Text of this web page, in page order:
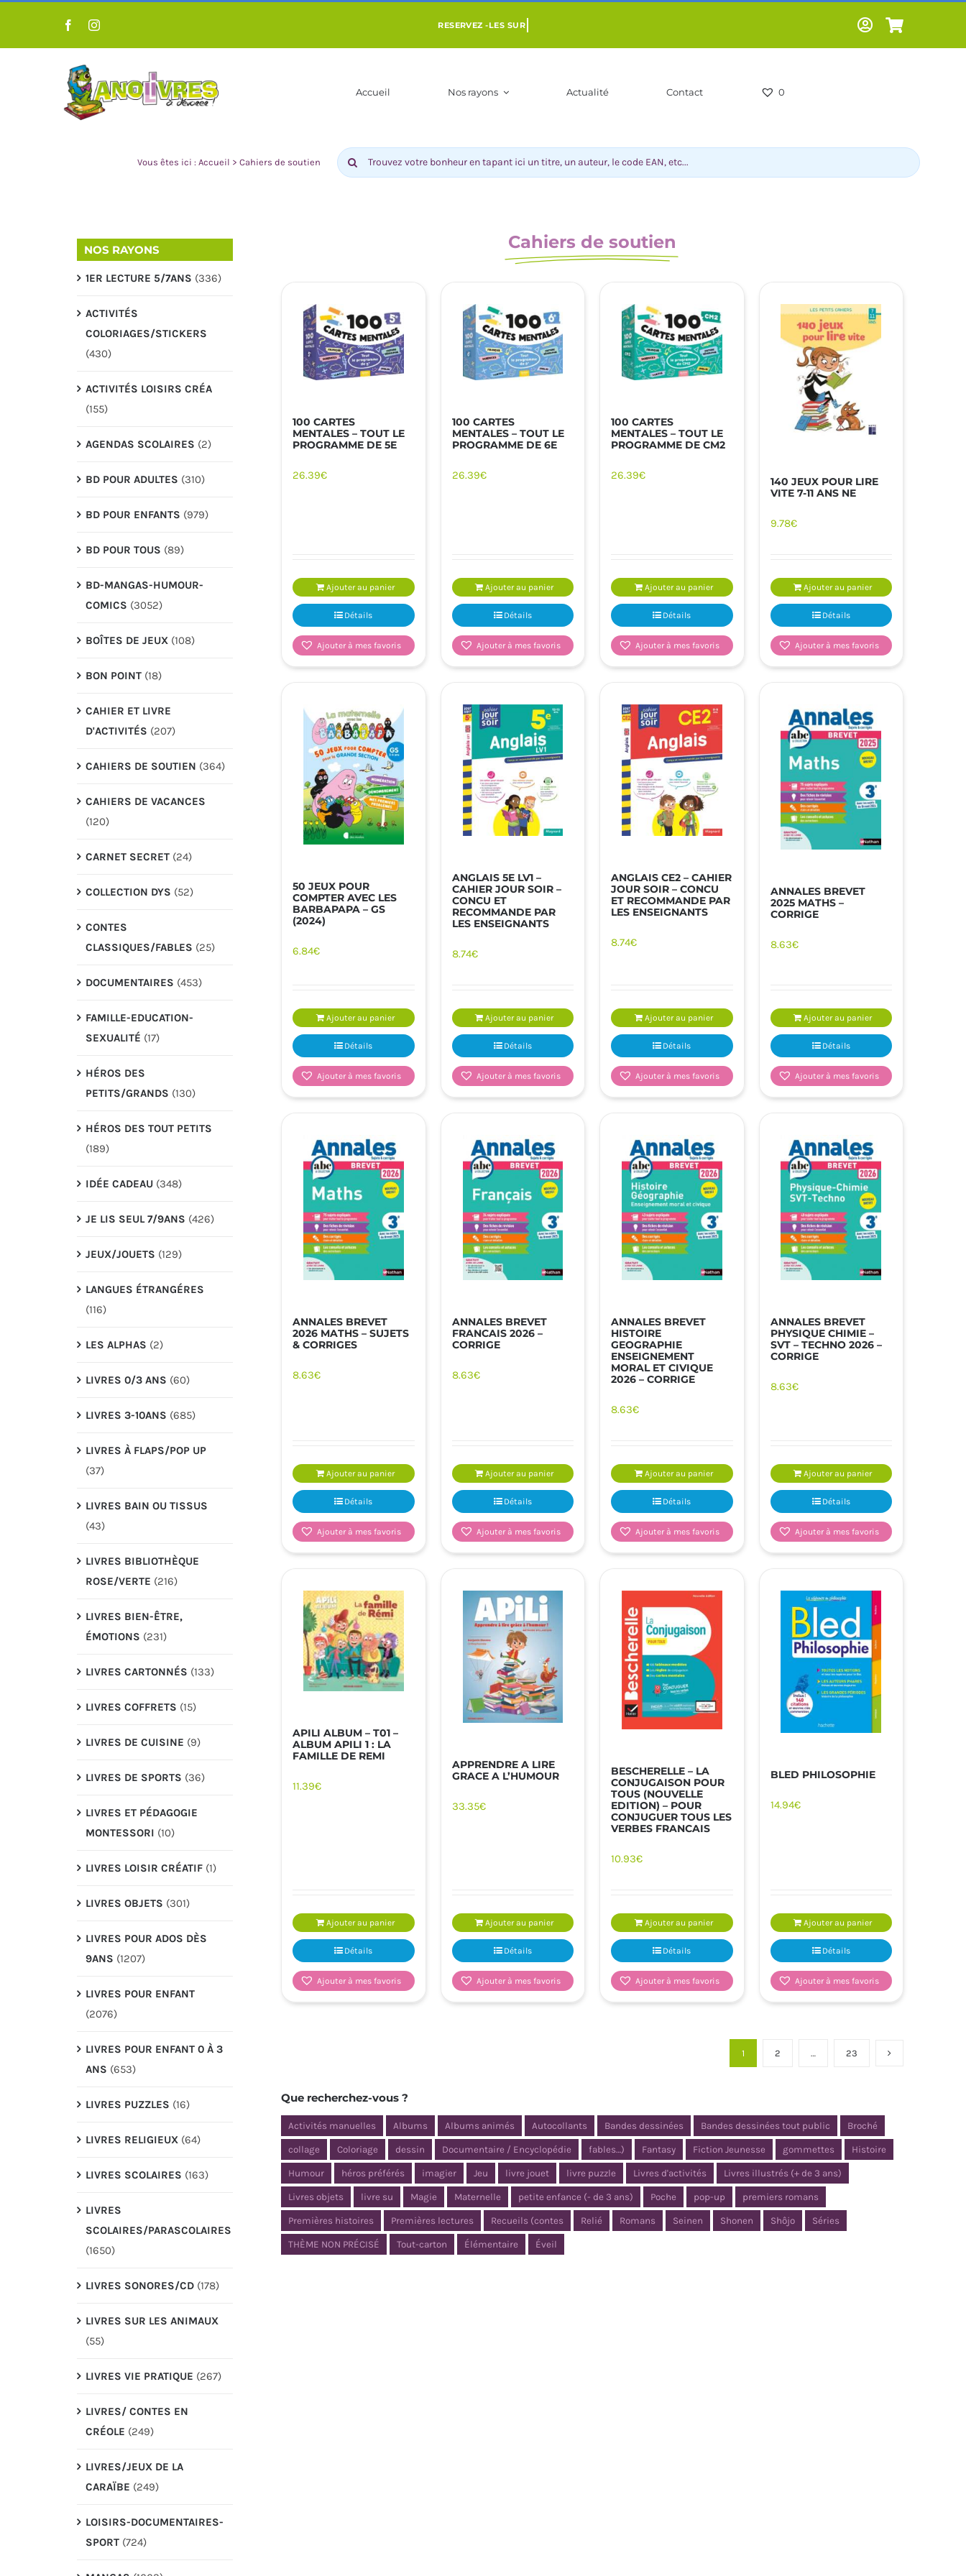
contenu
Accueil Nos rayons
ANS
COMICS
PARASCOLAIRES
LIVRES ET JEUX DE LA CARAÏBE
Actualité Contact 0
Vous êtes ici : Accueil > Cahiers de soutien Rechercher:
NOS RAYONS
1ER LECTURE 5/7ANS (336)
ACTIVITÉS
COLORIAGES/STICKERS
(430)
ACTIVITÉS LOISIRS CRÉA
(155)
AGENDAS SCOLAIRES (2)
BD POUR ADULTES (310)
BD POUR ENFANTS (979)
BD POUR TOUS (89)
BD-MANGAS-HUMOUR-
COMICS (3052)
BOÎTES DE JEUX (108)
BON POINT (18)
CAHIER ET LIVRE
D'ACTIVITÉS (207)
CAHIERS DE SOUTIEN (364)
CAHIERS DE VACANCES
(120)
CARNET SECRET (24)
COLLECTION DYS (52)
CONTES
CLASSIQUES/FABLES (25)
DOCUMENTAIRES (453)
FAMILLE-EDUCATION-
SEXUALITÉ (17)
HÉROS DES
PETITS/GRANDS (130)
HÉROS DES TOUT PETITS
(189)
IDÉE CADEAU (348)
JE LIS SEUL 7/9ANS (426)
JEUX/JOUETS (129)
LANGUES ÉTRANGÉRES
(116)
LES ALPHAS (2)
LIVRES 0/3 ANS (60)
LIVRES 3-10ANS (685)
LIVRES À FLAPS/POP UP
(37)
LIVRES BAIN OU TISSUS
(43)
LIVRES BIBLIOTHÈQUE
ROSE/VERTE (216)
LIVRES BIEN-ÊTRE,
ÉMOTIONS (231)
LIVRES CARTONNÉS (133)
LIVRES COFFRETS (15)
LIVRES DE CUISINE (9)
LIVRES DE SPORTS (36)
LIVRES ET PÉDAGOGIE
MONTESSORI (10)
LIVRES LOISIR CRÉATIF (1)
LIVRES OBJETS (301)
LIVRES POUR ADOS DÈS
9ANS (1207)
LIVRES POUR ENFANT
(2076)
LIVRES POUR ENFANT 0 À 3
ANS (653)
LIVRES PUZZLES (16)
LIVRES RELIGIEUX (64)
LIVRES SCOLAIRES (163)
LIVRES
SCOLAIRES/PARASCOLAIRES
(1650)
LIVRES SONORES/CD (178)
LIVRES SUR LES ANIMAUX
(55)
LIVRES VIE PRATIQUE (267)
LIVRES/ CONTES EN
CRÉOLE (249)
LIVRES/JEUX DE LA
CARAÏBE (249)
LOISIRS-DOCUMENTAIRES-
SPORT (724)
Cahiers de soutien
100 CARTES
MENTALES – TOUT LE
PROGRAMME DE 5E
26.39€
Ajouter au panier
Détails
Ajouter à mes favoris
100 CARTES
MENTALES – TOUT LE
PROGRAMME DE 6E
26.39€
Ajouter au panier
Détails
Ajouter à mes favoris
100 CARTES
MENTALES – TOUT LE
PROGRAMME DE CM2
26.39€
Ajouter au panier
Détails
Ajouter à mes favoris
140 JEUX POUR LIRE
VITE 7-11 ANS NE
9.78€
Ajouter au panier
Détails
Ajouter à mes favoris
50 JEUX POUR
COMPTER AVEC LES
BARBAPAPA – GS
(2024)
6.84€
Ajouter au panier
Détails
Ajouter à mes favoris
ANGLAIS 5E LV1 –
CAHIER JOUR SOIR –
CONCU ET
RECOMMANDE PAR
LES ENSEIGNANTS
8.74€
Ajouter au panier
Détails
Ajouter à mes favoris
ANGLAIS CE2 – CAHIER
JOUR SOIR – CONCU
ET RECOMMANDE PAR
LES ENSEIGNANTS
8.74€
Ajouter au panier
Détails
Ajouter à mes favoris
ANNALES BREVET
2025 MATHS –
CORRIGE
8.63€
Ajouter au panier
Détails
Ajouter à mes favoris
ANNALES BREVET
2026 MATHS – SUJETS
& CORRIGES
8.63€
Ajouter au panier
Détails
Ajouter à mes favoris
ANNALES BREVET
FRANCAIS 2026 –
CORRIGE
8.63€
Ajouter au panier
Détails
Ajouter à mes favoris
ANNALES BREVET
HISTOIRE
GEOGRAPHIE
ENSEIGNEMENT
MORAL ET CIVIQUE
2026 – CORRIGE
8.63€
Ajouter au panier
Détails
Ajouter à mes favoris
ANNALES BREVET
PHYSIQUE CHIMIE –
SVT – TECHNO 2026 –
CORRIGE
8.63€
Ajouter au panier
Détails
Ajouter à mes favoris
APILI ALBUM – T01 –
ALBUM APILI 1 : LA
FAMILLE DE REMI
11.39€
Ajouter au panier
Détails
Ajouter à mes favoris
APPRENDRE A LIRE
GRACE A L’HUMOUR
33.35€
Ajouter au panier
Détails
Ajouter à mes favoris
BESCHERELLE – LA
CONJUGAISON POUR
TOUS (NOUVELLE
EDITION) – POUR
CONJUGUER TOUS LES
VERBES FRANCAIS
10.93€
Ajouter au panier
Détails
Ajouter à mes favoris
BLED PHILOSOPHIE
14.94€
Ajouter au panier
Détails
Ajouter à mes favoris
1 2 … 23
Que recherchez-vous ?
Activités manuelles Albums Albums animés Autocollants Bandes dessinées Bandes dessinées tout public Broché
collage Coloriage dessin Documentaire / Encyclopédie fables…) Fantasy Fiction Jeunesse gommettes Histoire
Humour héros préférés imagier Jeu livre jouet livre puzzle Livres d'activités Livres illustrés (+ de 3 ans)
Livres objets livre su Magie Maternelle petite enfance (- de 3 ans) Poche pop-up premiers romans
Premières histoires Premières lectures Recueils (contes Relié Romans Seinen Shonen Shôjo Séries
THÈME NON PRÉCISÉ Tout-carton Élémentaire Éveil